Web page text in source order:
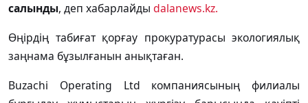
салынды, деп хабарлайды dalanews.kz.
Өңірдің табиғат қорғау прокуратурасы экологиялық
заңнама бұзылғанын анықтаған.
Buzachi Operating Ltd компаниясының филиалы